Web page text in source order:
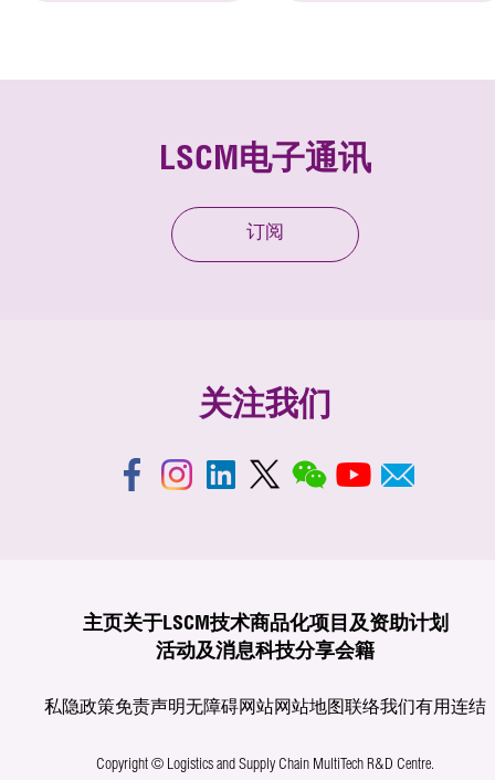
LSCM电子通讯
订阅
关注我们
主页关于LSCM技术商品化项目及资助计划
活动及消息科技分享会籍
私隐政策免责声明无障碍网站网站地图联络我们有用连结
Copyright © Logistics and Supply Chain MultiTech R&D Centre.